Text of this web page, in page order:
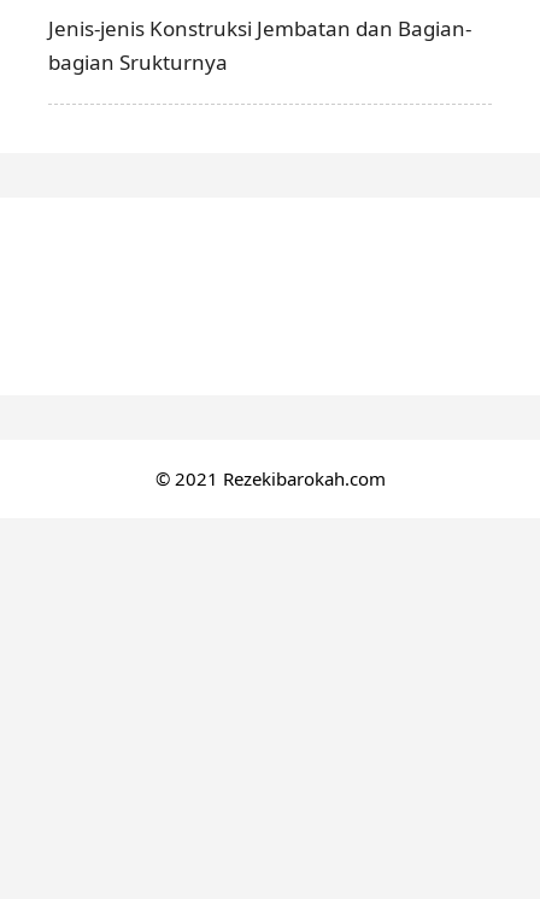
Jenis-jenis Konstruksi Jembatan dan Bagian-
bagian Srukturnya
© 2021 Rezekibarokah.com